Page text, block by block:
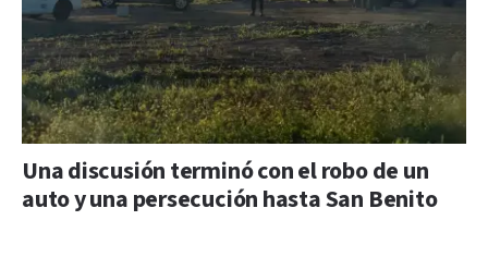
Una discusión terminó con el robo de un
auto y una persecución hasta San Benito